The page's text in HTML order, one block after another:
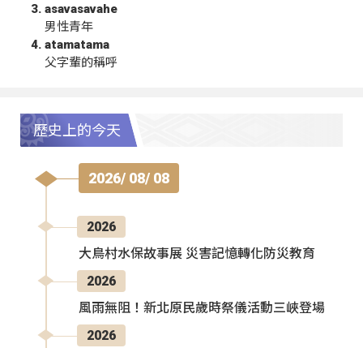
asavasavahe
男性青年
atamatama
父字輩的稱呼
歷史上的今天
2026/ 08/ 08
2026
大鳥村水保故事展 災害記憶轉化防災教育
2026
風雨無阻！新北原民歲時祭儀活動三峽登場
2026